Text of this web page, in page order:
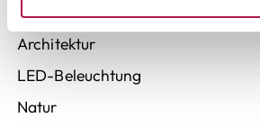
Sammlung Buchheim
Architektur
LED-Beleuchtung
Natur